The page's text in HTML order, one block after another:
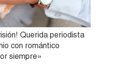
Querida periodista
con romántico
siempre»